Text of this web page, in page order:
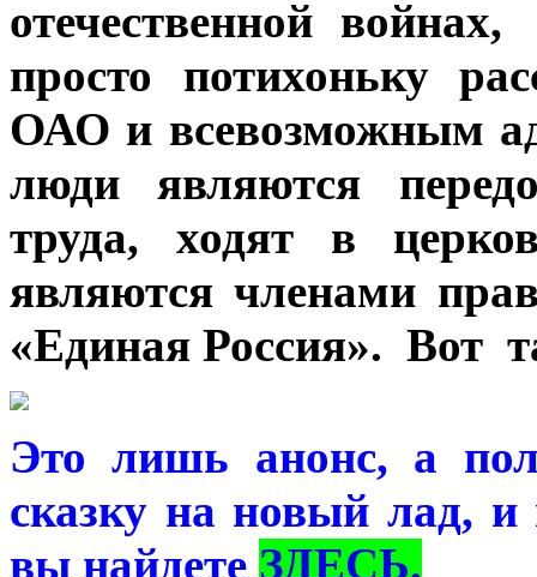
отечественной
просто потихоньку
ОАО и всевозможным
люди являются
труда, ходят в
являются членами
«Единая Россия». Вот
Это лишь анонс, а
сказку на новый лад,
вы найдете ЗДЕСЬ.